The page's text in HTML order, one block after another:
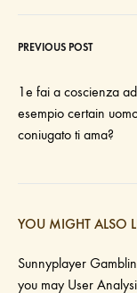
PREVIOUS POST
1e fai a coscienza ad
esempio certain
coniugato ti ama?
YOU MIGHT ALSO
Sunnyplayer
you may User